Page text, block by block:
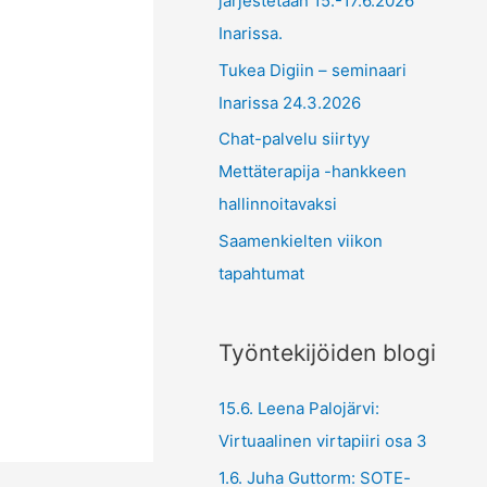
Inarissa.
Tukea Digiin – seminaari
Inarissa 24.3.2026
Chat-palvelu siirtyy
Mettäterapija -hankkeen
hallinnoitavaksi
Saamenkielten viikon
tapahtumat
Työntekijöiden blogi
15.6. Leena Palojärvi:
Virtuaalinen virtapiiri osa 3
1.6. Juha Guttorm: SOTE-